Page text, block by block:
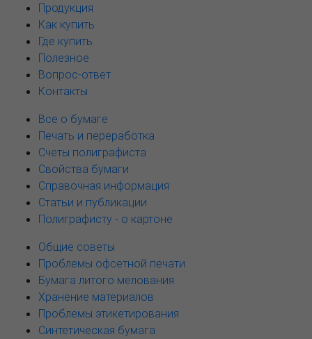
Продукция
Как купить
Где купить
Полезное
Вопрос-ответ
Контакты
Все о бумаге
Печать и переработка
Счеты полиграфиста
Свойства бумаги
Справочная информация
Статьи и публикации
Полиграфисту - о картоне
Общие советы
Проблемы офсетной печати
Бумага литого мелования
Хранение материалов
Проблемы этикетирования
Синтетическая бумага